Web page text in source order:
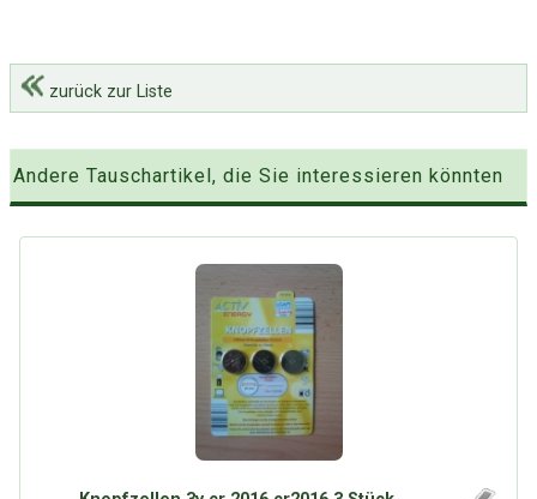
zurück zur Liste
Andere Tauschartikel, die Sie interessieren könnten